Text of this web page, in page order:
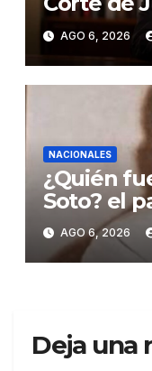
evaluado
AGO 6, 2026
NACIONALES
¿Quién
Soto? el
AGO 6, 2026
Deja una